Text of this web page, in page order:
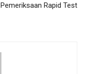
Pemeriksaan Rapid Test